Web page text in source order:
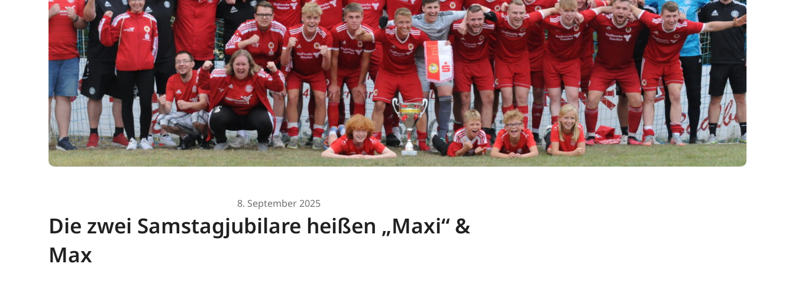
8. September 2025
Die zwei Samstagjubilare heißen „Maxi“ &
Max